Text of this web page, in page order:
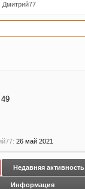
Дмитрий77
26 май 2021
Недавняя активность
Информация